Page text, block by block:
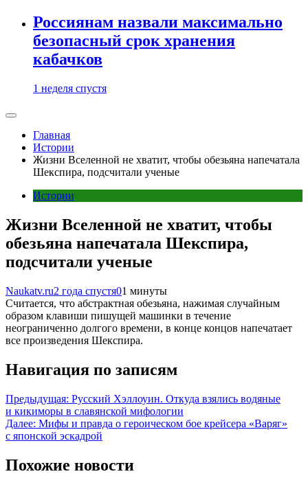
Россиянам назвали максимально
безопасный срок хранения
кабачков
1 неделя спустя
Главная
Истории
Жизни Вселенной не хватит, чтобы обезьяна напечатала
Шекспира, подсчитали ученые
Истории
Жизни Вселенной не хватит, чтобы
обезьяна напечатала Шекспира,
подсчитали ученые
Naukatv.ru2 года спустя01 минуты
Считается, что абстрактная обезьяна, нажимая случайным
образом клавиши пишущей машинки в течение
неограниченно долгого времени, в конце концов напечатает
все произведения Шекспира.
Навигация по записям
Предыдущая: Русский Хэллоуин. Откуда взялись водяные
и кикиморы в славянской мифологии
Далее: Мифы и правда о героическом бое крейсера «Варяг»
с японской эскадрой
Похожие новости